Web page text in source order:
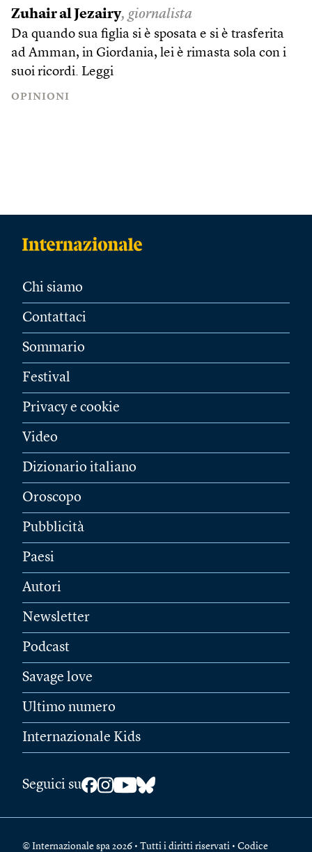
Zuhair al Jezairy, giornalista
Da quando sua figlia si è sposata e si è trasferita
ad Amman, in Giordania, lei è rimasta sola con i
suoi ricordi. Leggi
OPINIONI
Chi siamo
Contattaci
Sommario
Festival
Privacy e cookie
Video
Dizionario italiano
Oroscopo
Pubblicità
Paesi
Autori
Newsletter
Podcast
Savage love
Ultimo numero
Internazionale Kids
Seguici su
© Internazionale spa 2026 • Tutti i diritti riservati • Codice